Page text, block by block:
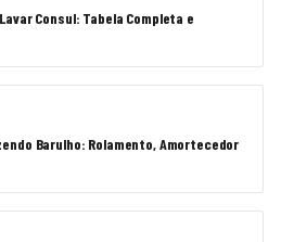
Consul: Tabela Completa e
Barulho: Rolamento, Amortecedor